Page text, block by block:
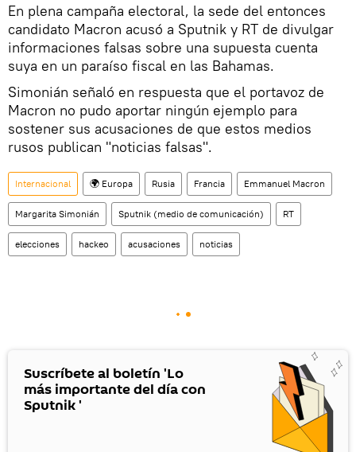
En plena campaña electoral, la sede del entonces
candidato Macron acusó a Sputnik y RT de divulgar
informaciones falsas sobre una supuesta cuenta
suya en un paraíso fiscal en las Bahamas.
Simonián señaló en respuesta que el portavoz de
Macron no pudo aportar ningún ejemplo para
sostener sus acusaciones de que estos medios
rusos publican "noticias falsas".
Internacional 🌍 Europa Rusia Francia Emmanuel Macron
Margarita Simonián Sputnik (medio de comunicación) RT
elecciones hackeo acusaciones noticias
Suscríbete al boletín 'Lo
más importante del día con
Sputnik '